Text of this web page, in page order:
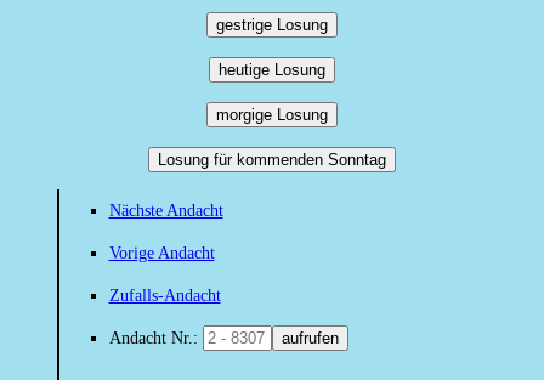
gestrige Losung
heutige Losung
morgige Losung
Losung für kommenden Sonntag
Nächste Andacht
Vorige Andacht
Zufalls-Andacht
Andacht Nr.: aufrufen